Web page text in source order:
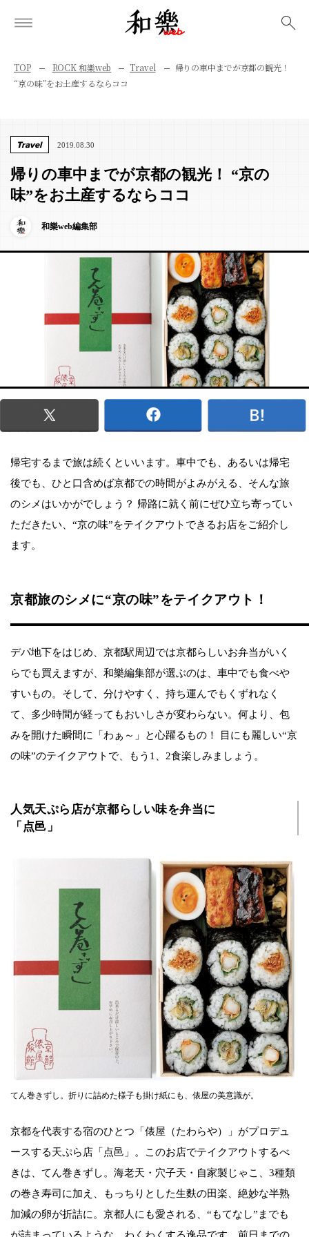
TOP ROCK 和樂web Travel
帰りの車中までが京都の観光！
“京の味”をお土産するならココ
Travel 2019.08.30
帰りの車中までが京都の観光！ “京の
味”をお土産するならココ
和樂web編集部
帰宅するまで旅は続くといいます。車中でも、あるいは帰宅
後でも、ひと口含めば京都での時間がよみがえる、そんな旅
のシメはいかがでしょう？ 帰路に就く前にぜひ立ち寄ってい
ただきたい、“京の味”をテイクアウトできるお店をご紹介し
ます。
京都旅のシメに“京の味”をテイクアウト！
デパ地下をはじめ、京都駅周辺では京都らしいお弁当がいく
らでも買えますが、和樂編集部が選ぶのは、車中でも食べや
すいもの。そして、分けやすく、持ち運んでもくずれなく
て、多少時間が経ってもおいしさが変わらない。何より、包
みを開けた瞬間に「わぁ～」と心躍るもの！ 目にも麗しい“京
の味”のテイクアウトで、もう1、2食楽しみましょう。
人気天ぷら店が京都らしい味を弁当に
「点邑」
てん巻きずし。折りに詰めた様子も掛け紙にも、俵屋の美意識が。
京都を代表する宿のひとつ「俵屋（たわらや）」がプロデュ
ースする天ぷら店「点邑」。このお店でテイクアウトするべ
きは、てん巻きずし。海老天・穴子天・自家製じゃこ、3種類
の巻き寿司に加え、もっちりとした生麩の田楽、絶妙な半熟
加減の卵が折詰に。京都人にも愛される、“もてなし”までも